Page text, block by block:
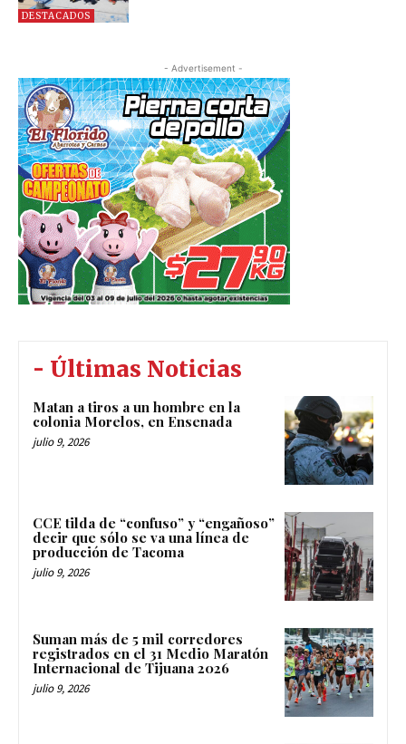
DESTACADOS
- Advertisement -
- Últimas Noticias
Matan a tiros a un hombre en la
colonia Morelos, en Ensenada
julio 9, 2026
CCE tilda de “confuso” y “engañoso”
decir que sólo se va una línea de
producción de Tacoma
julio 9, 2026
Suman más de 5 mil corredores
registrados en el 31 Medio Maratón
Internacional de Tijuana 2026
julio 9, 2026